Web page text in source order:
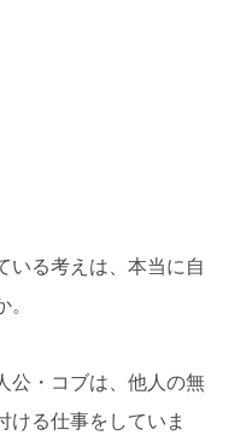
いる考えは、本当に自
公・コブは、他人の無
ける仕事をしていま